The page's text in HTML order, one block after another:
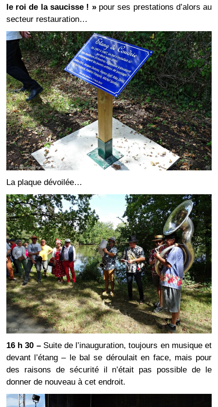
le roi de la saucisse ! »pour ses prestations d’alors au
secteur restauration…
La plaque dévoilée…
16 h 30 –Suite de l’inauguration, toujours en musique et
devant l’étang – le bal se déroulait en face, mais pour
des raisons de sécurité il n’était pas possible de le
donner de nouveau à cet endroit.